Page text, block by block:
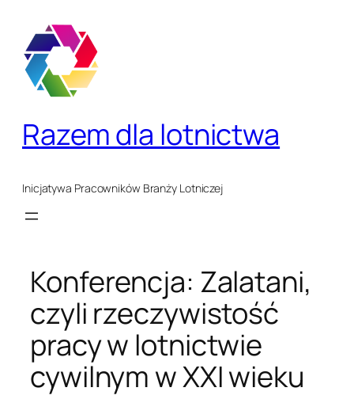
treści
Razem dla lotnictwa
Inicjatywa Pracowników Branży Lotniczej
Konferencja: Zalatani,
czyli rzeczywistość
pracy w lotnictwie
cywilnym w XXI wieku